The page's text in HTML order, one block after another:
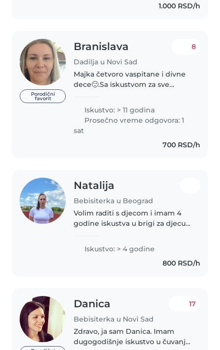
1.000 RSD/h
Porodični
favorit
Branislava
Dadilja u Novi Sad
8
Majka četvoro vaspitane i divne
dece🙂.Sa iskustvom za sve
Iskustvo: > 11 godina
Prosečno vreme odgovora: 1
sat
700 RSD/h
Natalija
Bebisiterka u Beograd
Volim raditi s djecom i imam 4
godine iskustva u brigi za djecu
saobraćajni fakultet. U slobodno
vrijeme volim crtati i raditi ručnu
Iskustvo: > 4 godine
800 RSD/h
Danica
Bebisiterka u Novi Sad
17
Zdravo, ja sam Danica. Imam
dugogodišnje iskustvo u čuvanju